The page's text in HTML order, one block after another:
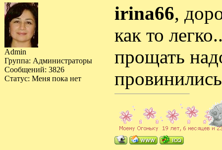
Admin
Группа: Администраторы
Сообщений: 3826
Статус: Меня пока нет
irina66,
как то
прощать